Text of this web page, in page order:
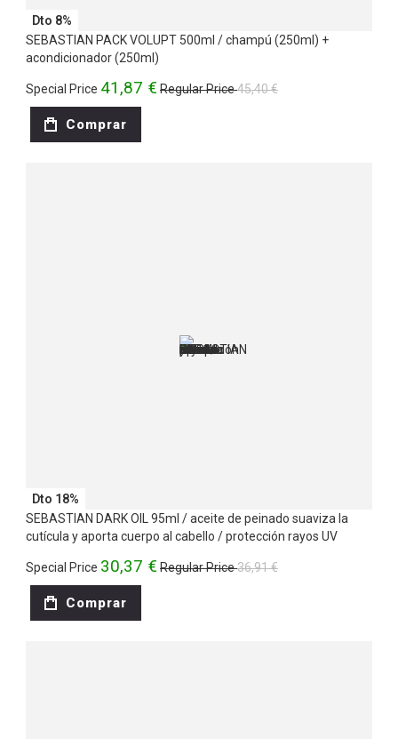
Dto 8%
SEBASTIAN PACK VOLUPT 500ml / champú (250ml) +
acondicionador (250ml)
Special Price 41,87 € Regular Price45,40 €
Comprar
Dto 18%
SEBASTIAN DARK OIL 95ml / aceite de peinado suaviza la
cutícula y aporta cuerpo al cabello / protección rayos UV
Special Price 30,37 € Regular Price36,91 €
Comprar